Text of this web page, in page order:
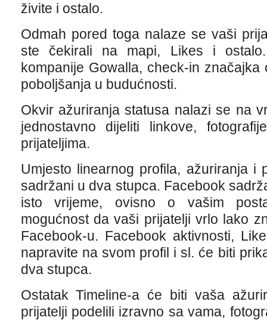
živite i ostalo.
Odmah pored toga nalaze se vaši
ste čekirali na mapi, Likes i ostalo.
kompanije Gowalla, check-in
poboljšanja u budućnosti.
Okvir ažuriranja statusa nalazi se na
jednostavno dijeliti linkove,
prijateljima.
Umjesto linearnog profila, ažuriranja
sadržani u dva stupca. Facebook
isto vrijeme, ovisno o vašim
mogućnost da vaši prijatelji vrlo lako
Facebook-u. Facebook aktivnosti,
napravite na svom profil i sl. će biti
dva stupca.
Ostatak Timeline-a će biti vaša
prijatelji podelili izravno sa vama,